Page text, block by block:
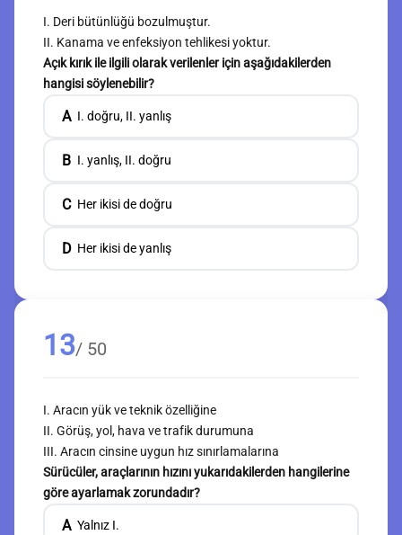
I. Deri bütünlüğü bozulmuştur.
II. Kanama ve enfeksiyon tehlikesi yoktur.
Açık kırık ile ilgili olarak verilenler için aşağıdakilerden
hangisi söylenebilir?
A I. doğru, II. yanlış
B I. yanlış, II. doğru
C Her ikisi de doğru
D Her ikisi de yanlış
13/ 50
I. Aracın yük ve teknik özelliğine
II. Görüş, yol, hava ve trafik durumuna
III. Aracın cinsine uygun hız sınırlamalarına
Sürücüler, araçlarının hızını yukarıdakilerden hangilerine
göre ayarlamak zorundadır?
A Yalnız I.